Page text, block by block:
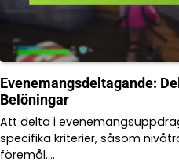
Evenemangsdeltagande:
Belöningar
Att delta i
specifika kriterier, såsom
föremål.…